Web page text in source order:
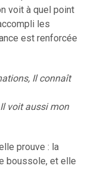
voit à quel point
les
est renforcée
Il connaît
Il voit aussi mon
prouve : la
boussole, et elle